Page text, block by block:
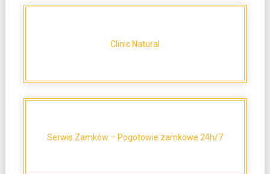
Clinic Natural
Serwis Zamków – Pogotowie zamkowe 24h/7